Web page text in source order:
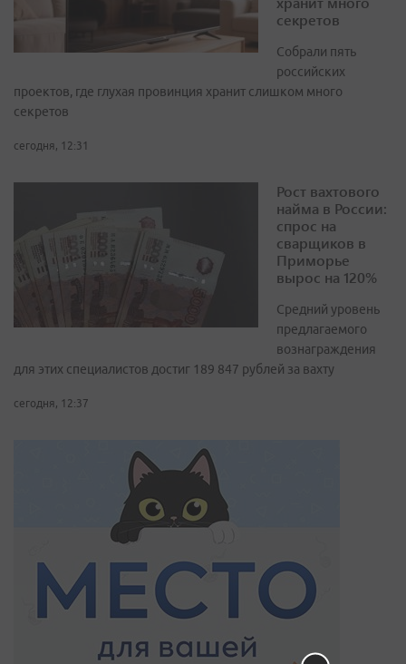
секретов
Собрали пять
российских
проектов, где глухая провинция хранит слишком много
секретов
сегодня, 12:31
Рост вахтового
найма в России:
спрос на
сварщиков в
Приморье
вырос на 120%
Средний уровень
предлагаемого
вознаграждения
для этих специалистов достиг 189 847 рублей за вахту
сегодня, 12:37